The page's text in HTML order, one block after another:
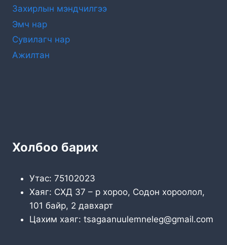
Захирлын мэндчилгээ
Эмч нар
Сувилагч нар
Ажилтан
Холбоо барих
Утас: 75102023
Хаяг: СХД 37 – р хороо, Содон хороолол,
101 байр, 2 давхарт
Цахим хаяг: tsagaanuulemneleg@gmail.com